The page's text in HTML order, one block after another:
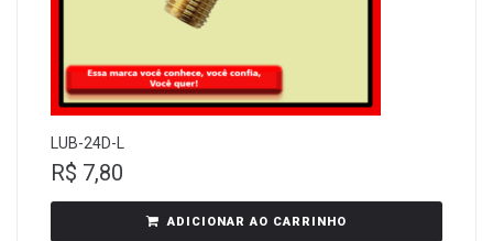
LUB-24D-L
R$ 7,80
ADICIONAR AO CARRINHO